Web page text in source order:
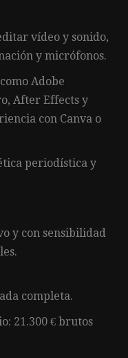
vídeo y sonido,
y micrófonos.
Adobe
After Effects y
con Canva o
periodística y
y con sensibilidad
completa.
21.300 € brutos